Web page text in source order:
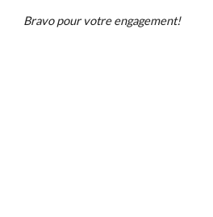
Bravo pour votre engagement!